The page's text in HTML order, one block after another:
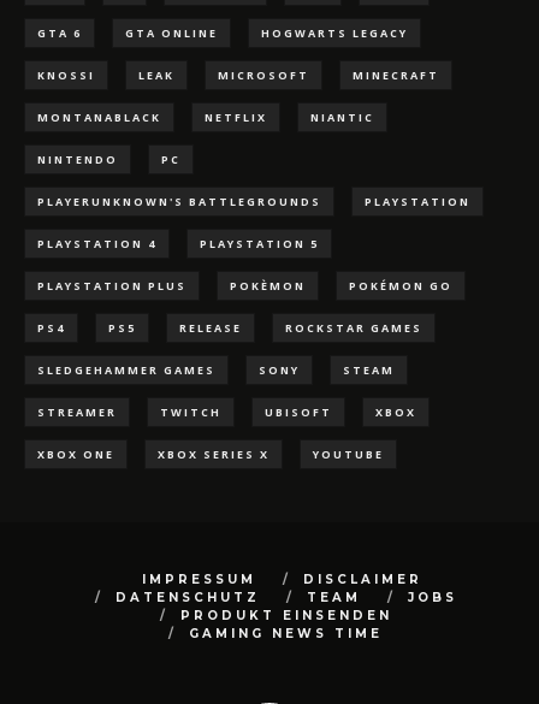
GTA 6 GTA ONLINE HOGWARTS LEGACY
KNOSSI LEAK MICROSOFT MINECRAFT
MONTANABLACK NETFLIX NIANTIC
NINTENDO PC
PLAYERUNKNOWN'S BATTLEGROUNDS PLAYSTATION
PLAYSTATION 4 PLAYSTATION 5
PLAYSTATION PLUS POKÈMON POKÉMON GO
PS4 PS5 RELEASE ROCKSTAR GAMES
SLEDGEHAMMER GAMES SONY STEAM
STREAMER TWITCH UBISOFT XBOX
XBOX ONE XBOX SERIES X YOUTUBE
IMPRESSUM
DISCLAIMER
DATENSCHUTZ
TEAM
JOBS
PRODUKT EINSENDEN
GAMING NEWS TIME